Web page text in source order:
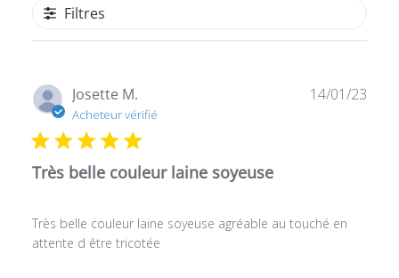
Filtres
Josette M.
Acheteur vérifié
Très belle couleur laine soyeuse
Très belle couleur laine soyeuse agréable au touché en
attente d être tricotée
14/01/23